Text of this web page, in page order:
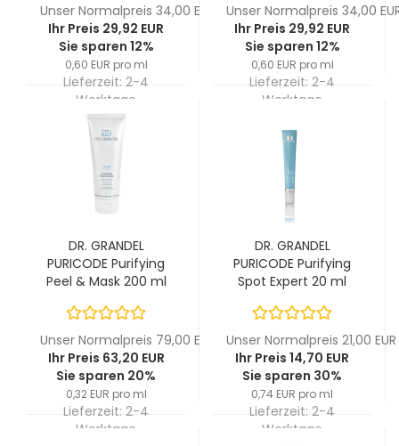
Unser Normalpreis 34,00 EUR
Ihr Preis 29,92 EUR
Sie sparen 12%
0,60 EUR pro ml
Lieferzeit: 2-4
Werktage
Unser Normalpreis 34,00
Ihr Preis 29,92 EUR
Sie sparen 12%
0,60 EUR pro ml
Lieferzeit: 2-4
Werktage
DR. GRANDEL
PURICODE Purifying
Peel & Mask 200 ml
Unser Normalpreis 79,00 EUR
Ihr Preis 63,20 EUR
Sie sparen 20%
0,32 EUR pro ml
Lieferzeit: 2-4
Werktage
DR. GRANDEL
PURICODE Purifying
Spot Expert 20 ml
Unser Normalpreis 21,00 EUR
Ihr Preis 14,70 EUR
Sie sparen 30%
0,74 EUR pro ml
Lieferzeit: 2-4
Werktage